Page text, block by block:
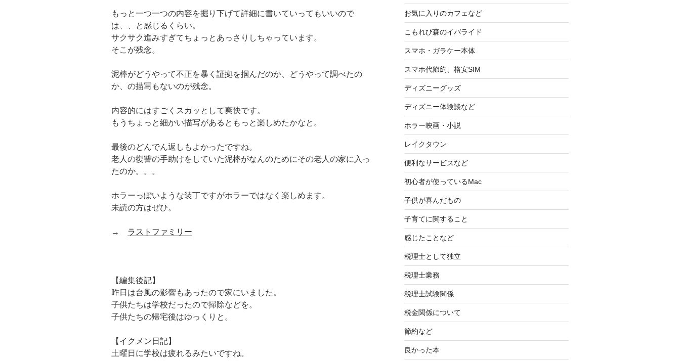
もっと一つ一つの内容を掘り下げて詳細に書いていってもいいので
は、、と感じるくらい。
サクサク進みすぎてちょっとあっさりしちゃっています。
そこが残念。
泥棒がどうやって不正を暴く証拠を掴んだのか、どうやって調べたの
か、の描写もないのが残念。
内容的にはすごくスカッとして爽快です。
もうちょっと細かい描写があるともっと楽しめたかなと。
最後のどんでん返しもよかったですね。
老人の復讐の手助けをしていた泥棒がなんのためにその老人の家に入っ
たのか。。。
ホラーっぽいような装丁ですがホラーではなく楽しめます。
未読の方はぜひ。
→ ラストファミリー
【編集後記】
昨日は台風の影響もあったので家にいました。
子供たちは学校だったので掃除などを。
子供たちの帰宅後はゆっくりと。
【イクメン日記】
土曜日に学校は疲れるみたいですね。
お気に入りのカフェなど
こもれび森のイバライド
スマホ・ガラケー本体
スマホ代節約、格安SIM
ディズニーグッズ
ディズニー体験談など
ホラー映画・小説
レイクタウン
便利なサービスなど
初心者が使っているMac
子供が喜んだもの
子育てに関すること
感じたことなど
税理士として独立
税理士業務
税理士試験関係
税金関係について
節約など
良かった本